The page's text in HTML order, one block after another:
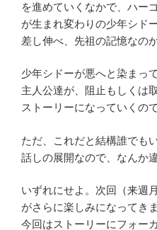
を進めていくなかで、ハー
が生まれ変わりの少年シド
差し伸べ、先祖の記憶なの
少年シドーが悪へと染まっ
主人公達が、阻止もしくは
ストーリーになっていくの
ただ、これだと結構誰でも
話しの展開なので、なんか
いずれにせよ。次回（来週
がさらに楽しみになってき
今回はストーリーにフォー